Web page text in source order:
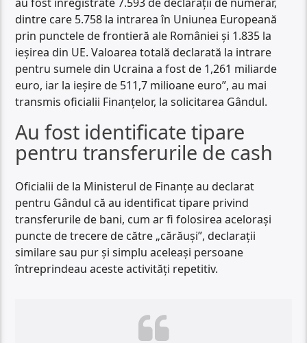
dintre care 5.758 la intrarea în Uniunea Europeană
prin punctele de frontieră ale României și 1.835 la
ieșirea din UE. Valoarea totală declarată la intrare
pentru sumele din Ucraina a fost de 1,261 miliarde
euro, iar la ieșire de 511,7 milioane euro”, au mai
transmis oficialii Finanțelor, la solicitarea Gândul.
Au fost identificate tipare
pentru transferurile de cash
Oficialii de la Ministerul de Finanțe au declarat
pentru Gândul că au identificat tipare privind
transferurile de bani, cum ar fi folosirea acelorași
puncte de trecere de către „cărăuși”, declarații
similare sau pur și simplu aceleași persoane
întreprindeau aceste activități repetitiv.